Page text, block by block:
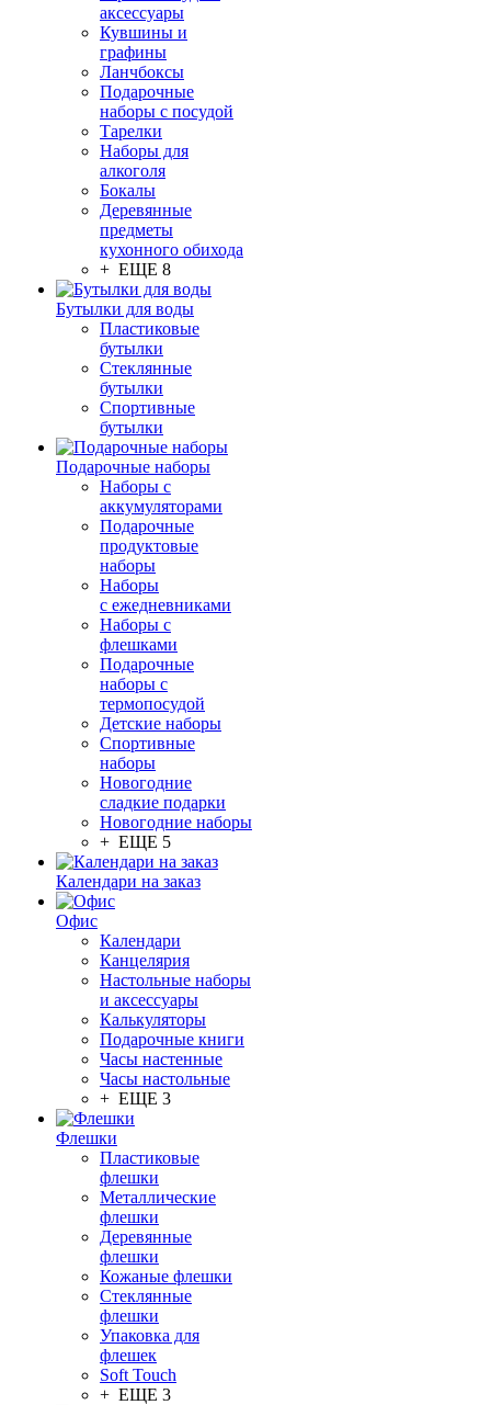
аксессуары
Кувшины и
графины
Ланчбоксы
Подарочные
наборы с посудой
Тарелки
Наборы для
алкоголя
Бокалы
Деревянные
предметы
кухонного обихода
+ ЕЩЕ 8
Бутылки для воды
Пластиковые
бутылки
Стеклянные
бутылки
Спортивные
бутылки
Подарочные наборы
Наборы с
аккумуляторами
Подарочные
продуктовые
наборы
Наборы
с ежедневниками
Наборы с
флешками
Подарочные
наборы с
термопосудой
Детские наборы
Спортивные
наборы
Новогодние
сладкие подарки
Новогодние наборы
+ ЕЩЕ 5
Календари на заказ
Офис
Календари
Канцелярия
Настольные наборы
и аксессуары
Калькуляторы
Подарочные книги
Часы настенные
Часы настольные
+ ЕЩЕ 3
Флешки
Пластиковые
флешки
Металлические
флешки
Деревянные
флешки
Кожаные флешки
Стеклянные
флешки
Упаковка для
флешек
Soft Touch
+ ЕЩЕ 3